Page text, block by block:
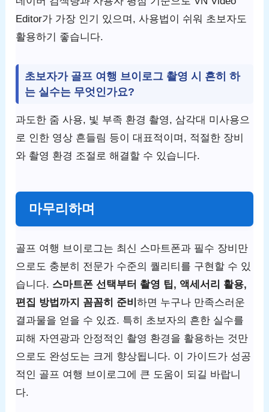
Editor가 가장 인기 있으며, 사용법이 쉬워 초보자도
활용하기 좋습니다.
초보자가 골프 여행 브이로그 촬영 시 흔히 하
는 실수는 무엇인가요?
과도한 줌 사용, 빛 부족 환경 촬영, 삼각대 미사용으
로 인한 영상 흔들림 등이 대표적이며, 적절한 장비
와 촬영 환경 조절로 해결할 수 있습니다.
마무리하며
골프 여행 브이로그는 최신 스마트폰과 필수 장비만
으로도 충분히 전문가 수준의 퀄리티를 구현할 수 있
습니다. 스마트폰 선택부터 촬영 팁, 액세서리 활용,
편집 방법까지 꼼꼼히 준비하면 누구나 만족스러운
결과물을 얻을 수 있죠. 특히 초보자의 흔한 실수를
피해 자연광과 안정적인 촬영 환경을 활용하는 것만
으로도 완성도는 크게 향상됩니다. 이 가이드가 성공
적인 골프 여행 브이로그에 큰 도움이 되길 바랍니
다.